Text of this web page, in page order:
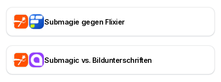
Submagie gegen Flixier
Submagic vs. Bildunterschriften